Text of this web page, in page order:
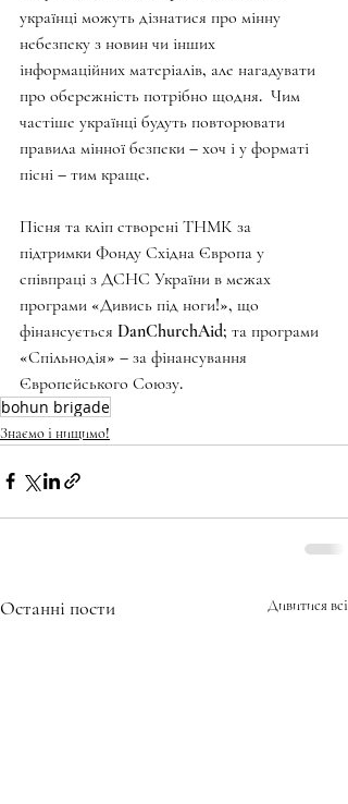
українці можуть дізнатися про мінну
небезпеку з новин чи інших
інформаційних матеріалів, але нагадувати
про обережність потрібно щодня.  Чим
частіше українці будуть повторювати
правила мінної безпеки – хоч і у форматі
пісні – тим краще.
Пісня та кліп створені ТНМК за
підтримки Фонду Східна Європа у
співпраці з ДСНС України в межах
програми «Дивись під ноги!», що
фінансується DanChurchAid; та програми
«Спільнодія» – за фінансування
Європейського Союзу.
bohun brigade
Знаємо і нищимо!
Останні пости Дивитися всі